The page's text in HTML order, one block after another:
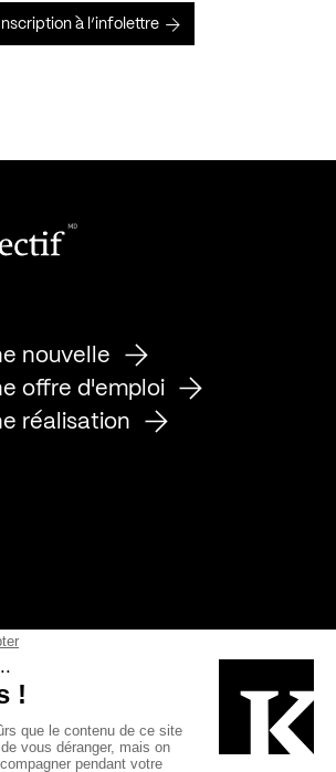
Inscription à l’infolettre
nouvelle
offre d'emploi
réalisation
Kollectif
de Kollectif
de Kollectif